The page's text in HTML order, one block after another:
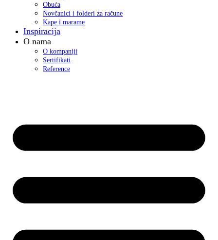
Obuća
Novčanici i folderi za račune
Kape i marame
Inspiracija
O nama
O kompaniji
Sertifikati
Reference